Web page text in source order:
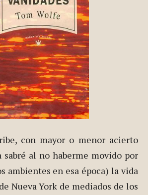
con mayor o menor acierto
sabré al no haberme movido por
ambientes en esa época) la vida
Nueva York de mediados de los